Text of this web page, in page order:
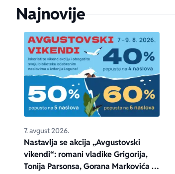
Najnovije
7. avgust 2026.
Nastavlja se akcija „Avgustovski
vikendi“: romani vladike Grigorija,
Tonija Parsonsa, Gorana Markovića i